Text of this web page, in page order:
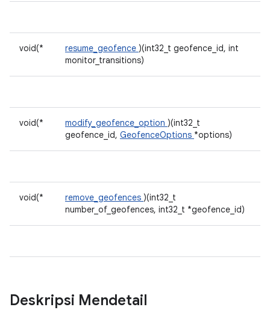
void(* resume_geofence )(int32_t geofence_id, int
monitor_transitions)
void(* modify_geofence_option )(int32_t
geofence_id, GeofenceOptions *options)
void(* remove_geofences )(int32_t
number_of_geofences, int32_t *geofence_id)
Deskripsi Mendetail